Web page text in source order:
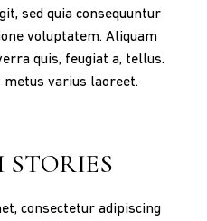
sed quia consequuntur
voluptatem. Aliquam
quis, feugiat a, tellus.
varius laoreet.
consectetur adipiscing